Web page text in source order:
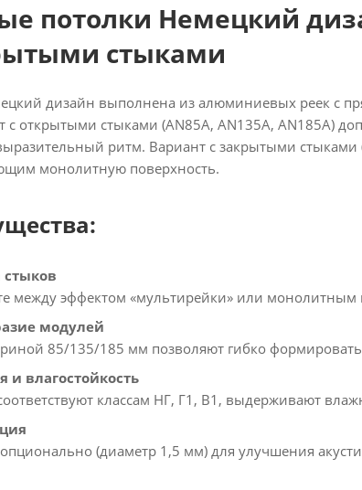
потолки Немецкий
стыками
дизайн выполнена из алюминиевых реек с
с открытыми стыками (AN85A, AN135A, AN185A)
ритм. Вариант с закрытыми стыками
монолитную поверхность.
стыков
между эффектом «мультирейки» или монолитным
модулей
85/135/185 мм позволяют гибко
и влагостойкость
классам НГ, Г1, В1, выдерживают
(диаметр 1,5 мм) для улучшения